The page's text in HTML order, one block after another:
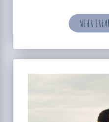
MEHR